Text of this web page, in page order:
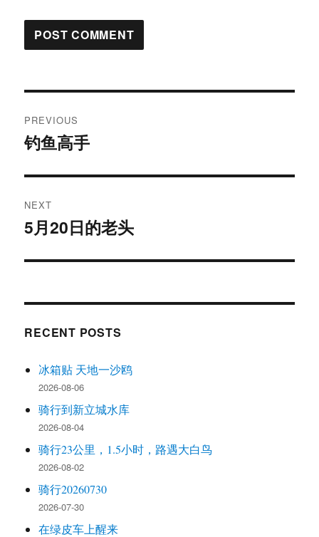
navigation
PREVIOUS
Previous
钓鱼高手
NEXT
Next
5月20日的老头
RECENT POSTS
冰箱贴 天地一沙鸥
2026-08-06
骑行到新立城水库
2026-08-04
骑行23公里，1.5小时，路遇大白鸟
2026-08-02
骑行20260730
2026-07-30
在绿皮车上醒来